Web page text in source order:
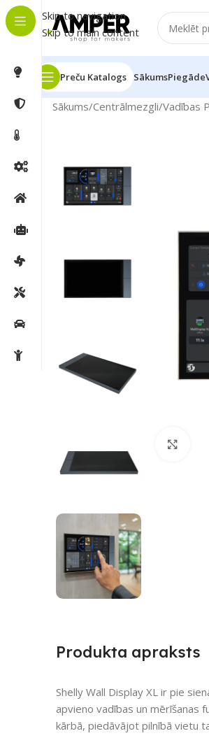
Skip to navigation
Skip to main content
Preču Katalogs SākumsPiegāde
Sākums/Centrālmezgli/Vadības
Produkta apraksts
Shelly Wall Display XL ir pie
apvieno vadības un mērīšanas
kārbā, piedāvājot pilnībā vietu